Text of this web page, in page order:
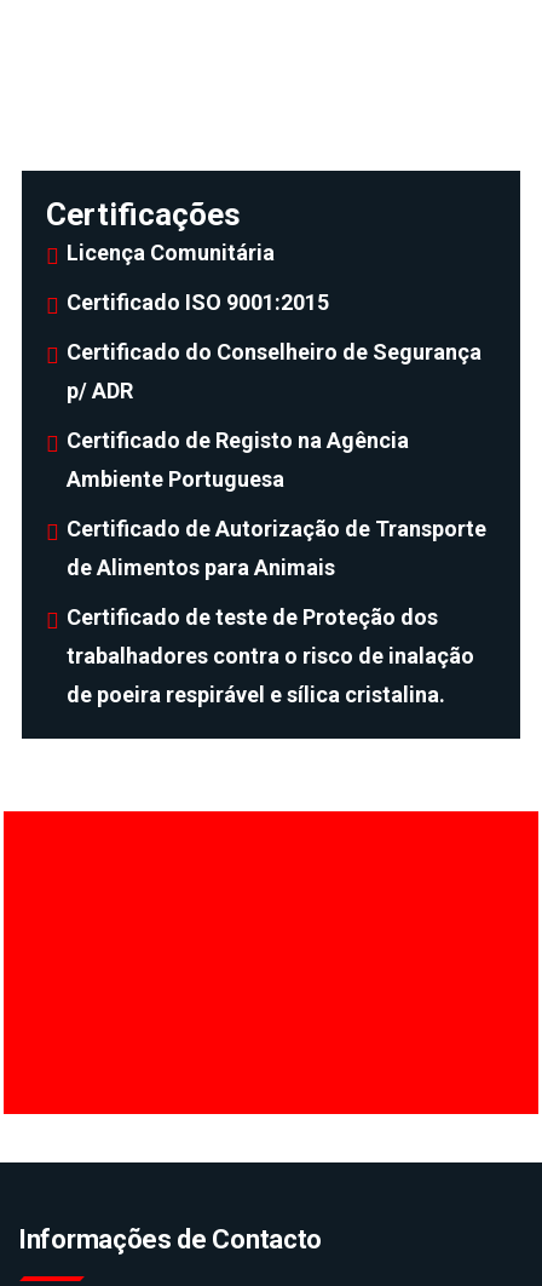
Certificações
Licença Comunitária
Certificado ISO 9001:2015
Certificado do Conselheiro de Segurança
p/ ADR
Certificado de Registo na Agência
Ambiente Portuguesa
Certificado de Autorização de Transporte
de Alimentos para Animais
Certificado de teste de Proteção dos
trabalhadores contra o risco de inalação
de poeira respirável e sílica cristalina.
Informações de Contacto